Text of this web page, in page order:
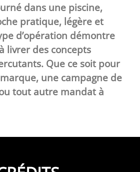
dans une piscine,
pratique, légère et
d’opération démontre
livrer des concepts
Que ce soit pour
une campagne de
tout autre mandat à